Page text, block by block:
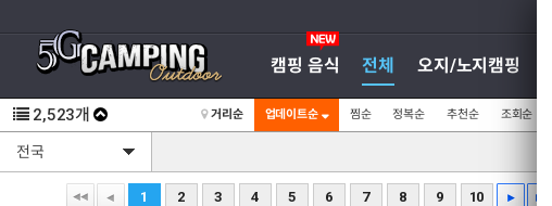
캠핑 음식 전체 오지/노지캠핑
2,523개 거리순 업데이트순 찜순 정복순 추천순 조회순
1 2 3 4 5 6 7 8 9 10